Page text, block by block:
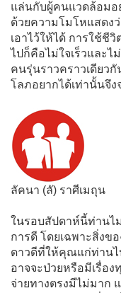
แล่นกับผู้คนแวดล้อมอ
ด้วยความโมโหแสดง
เอาไว้ให้ได้ การใช้ชี
ไปก็คือไม่ใจเร็วและ
คนรุ่นราวคราวเดียว
โลภอยากได้เท่านั้นจึง
ลัคนา (ลั) ราศีเมถุน
ในรอบสัปดาห์นี้ท่านไ
การดี โดยเฉพาะสิ่งข
ดาวดีที่ให้คุณแก่ท่าน
อาจจะป่วยหรือมีเรื่อ
จ่ายทางตรงมีไม่มาก